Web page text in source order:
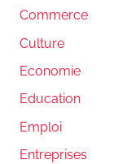
Commerce
Culture
Economie
Education
Emploi
Entreprises